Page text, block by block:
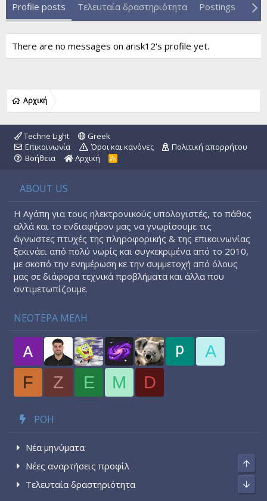
Profile posts Τελευταία δραστηριότητα Postings
There are no messages on arisk12's profile yet.
Αρχική
Techne Light
Greek
Επικοινωνία
Όροι και κανόνες
Πολιτική απορρήτου
Βοήθεια
Αρχική
R
ABOUT US
Η Αγάπη για τους ηλεκτρονικούς υπολογιστές, το πάθος
αλλά και το ενδιαφέρον μας να γνωρίσουμε τις
άγνωστες πτυχές της πληροφορικής & της επικοινωνίας
ξεκινάει από πολύ νωρίς και συγκεκριμένα από το 2010,
με σκοπό την ενημέρωση κε την συμμετοχή από όλους
μας σε διάφορα τεχνικά προβλήματα και άλλα που
αντιμετωπίζουμε.
ΝΕΟΤΕΡΑ ΜΕΛΗ
A
F
Z E M D
ΡΟΉ
Νέα μηνύματα
Νέες αναρτήσεις προφίλ
Τελευταία δραστηριότητα
Top